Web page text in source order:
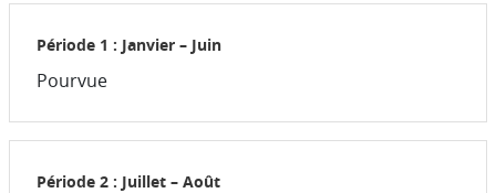
Période 1 : Janvier – Juin
Pourvue
Période 2 : Juillet – Août